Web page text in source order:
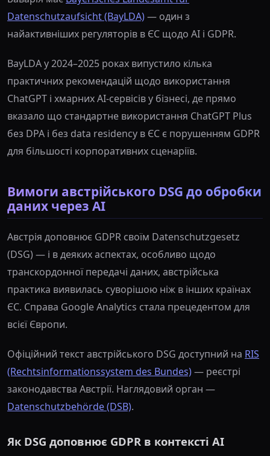
Datenschutzaufsicht (BayLDA)— один з
найактивніших регуляторів в ЄС щодо AI і GDPR.
BayLDA у 2024–2025 роках випустило кілька
практичних рекомендацій щодо використання
ChatGPT і хмарних AI-сервісів у бізнесі, де прямо
вказало що стандартне використання ChatGPT Plus
без DPA і без data residency в ЄС є порушенням GDPR
для більшості корпоративних сценаріїв.
Вимоги австрійського DSG до обробки
даних через AI
Австрія доповнює GDPR своїм Datenschutzgesetz
(DSG) — і в деяких аспектах, особливо щодо
транскордонної передачі даних, австрійська
практика виявилась суворішою ніж в інших країнах
ЄС. Справа Google Analytics стала прецедентом для
всієї Європи.
Офіційний текст австрійського DSG доступний на RIS
(Rechtsinformationssystem des Bundes)— реєстрі
законодавства Австрії. Наглядовий орган —
Datenschutzbehörde (DSB).
Як DSG доповнює GDPR в контексті AI